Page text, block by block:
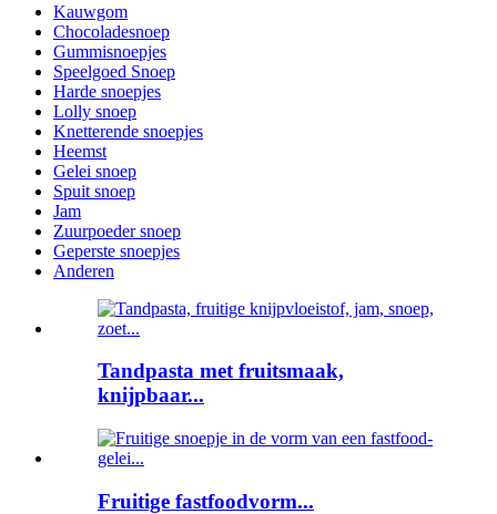
Kauwgom
Chocoladesnoep
Gummisnoepjes
Speelgoed Snoep
Harde snoepjes
Lolly snoep
Knetterende snoepjes
Heemst
Gelei snoep
Spuit snoep
Jam
Zuurpoeder snoep
Geperste snoepjes
Anderen
Tandpasta met fruitsmaak,
knijpbaar...
Fruitige fastfoodvorm...